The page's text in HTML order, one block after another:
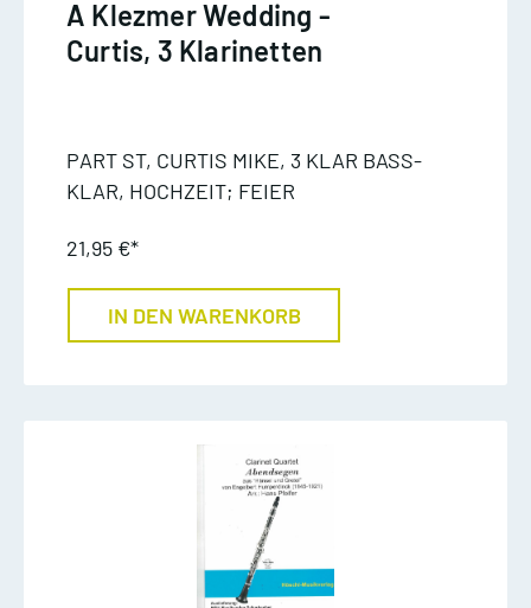
A Klezmer Wedding -
Curtis, 3 Klarinetten
PART ST, CURTIS MIKE, 3 KLAR BASS-
KLAR, HOCHZEIT; FEIER
21,95 €*
IN DEN WARENKORB